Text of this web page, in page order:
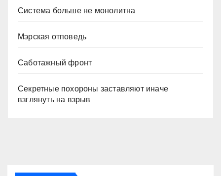
Система больше не монолитна
Мэрская отповедь
Саботажный фронт
Секретные похороны заставляют иначе
взглянуть на взрыв